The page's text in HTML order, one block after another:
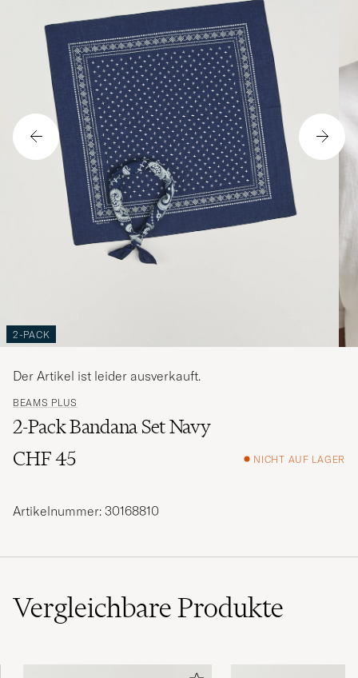
2-PACK
BEAMS PLUS
2-Pack Bandana Set Navy
CHF 45
NICHT AUF LAGER
Der Artikel ist leider ausverkauft.
Artikelnummer: 30168810
VergleichbareProdukte